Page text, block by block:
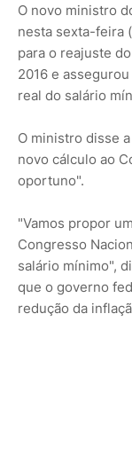
O novo ministro
nesta sexta-feira
para o reajuste
2016 e
real do salário
O ministro disse
novo cálculo ao
oportuno".
"Vamos propor
Congresso
salário mínimo",
que o governo
redução da